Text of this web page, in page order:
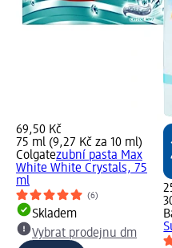
69,50 Kč
75 ml (9,27 Kč za 10 ml)
Colgatezubní pasta Max
White White Crystals, 75
ml
(6)
Skladem
Vybrat prodejnu dm